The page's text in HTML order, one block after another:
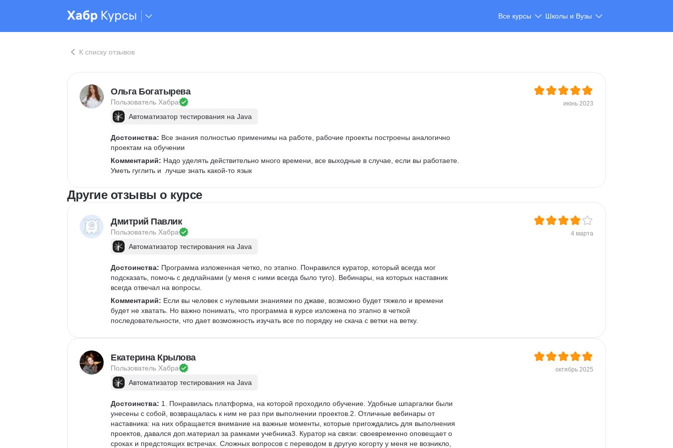
Все курсы Школы и Вузы
К списку отзывов
Ольга Богатырева
Пользователь Хабра июнь 2023
Автоматизатор тестирования на Java
Достоинства: Все знания полностью применимы на работе, рабочие проекты построены аналогично
проектам на обучении
Комментарий: Надо уделять действительно много времени, все выходные в случае, если вы работаете.
Уметь гуглить и  лучше знать какой-то язык
Другие отзывы о курсе
Дмитрий Павлик
Пользователь Хабра 4 марта
Автоматизатор тестирования на Java
Достоинства: Программа изложенная четко, по этапно. Понравился куратор, который всегда мог
подсказать, помочь с дедлайнами (у меня с ними всегда было туго). Вебинары, на которых наставник
всегда отвечал на вопросы.
Комментарий: Если вы человек с нулевыми знаниями по джаве, возможно будет тяжело и времени
будет не хватать. Но важно понимать, что программа в курсе изложена по этапно в четкой
последовательности, что дает возможность изучать все по порядку не скача с ветки на ветку.
Екатерина Крылова
Пользователь Хабра октябрь 2025
Автоматизатор тестирования на Java
Достоинства: 1. Понравилась платформа, на которой проходило обучение. Удобные шпаргалки были
унесены с собой, возвращалась к ним не раз при выполнении проектов.2. Отличные вебинары от
наставника: на них обращается внимание на важные моменты, которые пригождались для выполнения
проектов, давался доп.материал за рамками учебника3. Куратор на связи: своевременно оповещает о
сроках и предстоящих встречах. Сложных вопросов с переводом в другую когорту у меня не возникло,